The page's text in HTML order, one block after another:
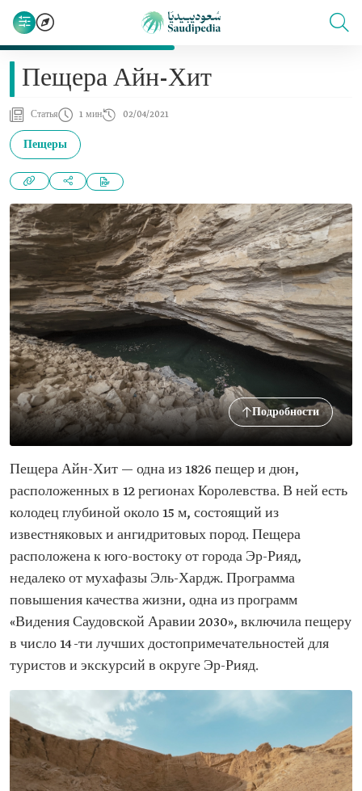
Пещера Айн-Хит
Статья 1 мин 02/04/2021
Пещеры
Подробности
Пещера Айн-Хит — одна из 1826 пещер и дюн,
расположенных в 12 регионах Королевства. В ней есть
колодец глубиной около 15 м, состоящий из
известняковых и ангидритовых пород. Пещера
расположена к юго-востоку от города Эр-Рияд,
недалеко от мухафазы Эль-Хардж. Программа
повышения качества жизни, одна из программ
«Видения Саудовской Аравии 2030», включила пещеру
в число 14-ти лучших достопримечательностей для
туристов и экскурсий в округе Эр-Рияд.